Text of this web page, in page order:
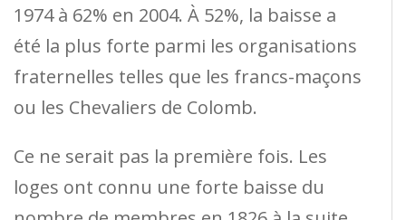
1974 à 62% en 2004. À 52%, la baisse a
été la plus forte parmi les organisations
fraternelles telles que les francs-maçons
ou les Chevaliers de Colomb.
Ce ne serait pas la première fois. Les
loges ont connu une forte baisse du